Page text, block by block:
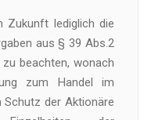
Zukunft lediglich die
aus § 39 Abs.2
beachten, wonach
zum Handel im
der Aktionäre